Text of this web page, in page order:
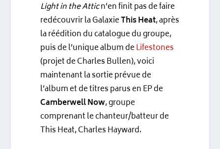
Light in the Atticn’en finit pas de faire
redécouvrir la GalaxieThis Heat, après
la réédition du catalogue du groupe,
puis de l’unique album deLifestones
(projet de Charles Bullen), voici
maintenant la sortie prévue de
l’album et de titres parus en EP de
Camberwell Now, groupe
comprenant le chanteur/batteur de
This Heat, Charles Hayward.